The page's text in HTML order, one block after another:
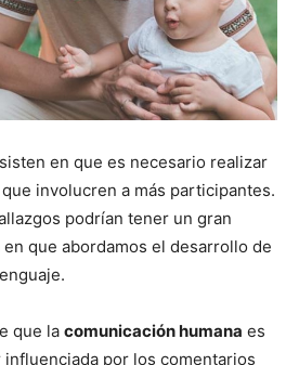
en que es necesario realizar
que involucren a más participantes.
podrían tener un gran
que abordamos el desarrollo de
que la comunicación humana es
por los comentarios